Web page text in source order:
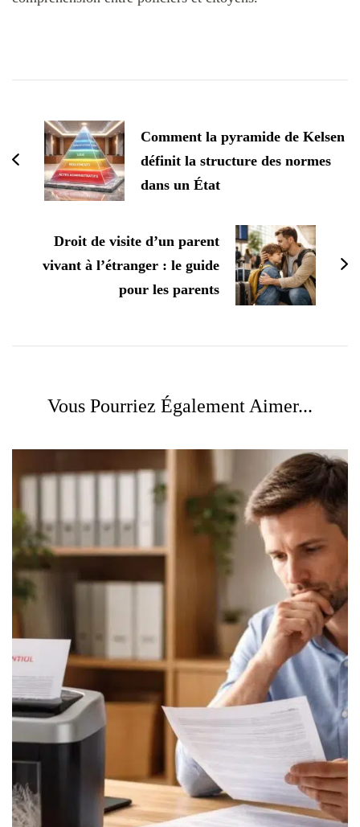
d'article
Comment la pyramide de Kelsen
définit la structure des normes
dans un État
Droit de visite d’un parent
vivant à l’étranger : le guide
pour les parents
Vous Pourriez Également Aimer...